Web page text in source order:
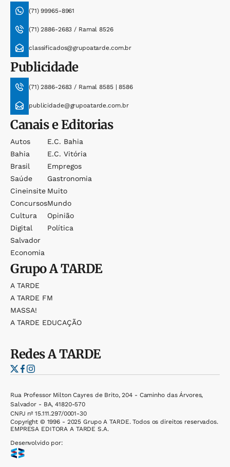
(71) 99965-8961
(71) 2886-2683 / Ramal 8526
classificados@grupoatarde.com.br
Publicidade
(71) 2886-2683 / Ramal 8585 | 8586
publicidade@grupoatarde.com.br
Canais e Editorias
Autos
Bahia
Brasil
Saúde
Cineinsite
Concursos
Cultura
Digital
Salvador
Economia
E.c. Bahia
E.c. Vitória
Empregos
Gastronomia
Muito
Mundo
Opinião
Política
GrupoA TARDE
A TARDE
A TARDE FM
MASSA!
A TARDE EDUCAÇÃO
RedesA TARDE
Rua Professor Milton Cayres de Brito, 204 - Caminho das Árvores,
Salvador - BA, 41820-570
CNPJ nº 15.111.297/0001-30
Copyright © 1996 - 2025 Grupo A TARDE. Todos os direitos reservados.
EMPRESA EDITORA A TARDE S.A.
Desenvolvido por: